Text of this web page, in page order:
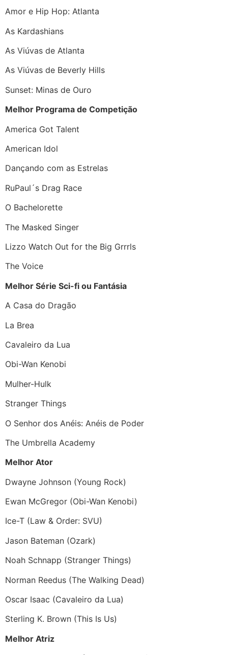
Amor e Hip Hop: Atlanta
As Kardashians
As Viúvas de Atlanta
As Viúvas de Beverly Hills
Sunset: Minas de Ouro
Melhor Programa de Competição
America Got Talent
American Idol
Dançando com as Estrelas
RuPaul´s Drag Race
O Bachelorette
The Masked Singer
Lizzo Watch Out for the Big Grrrls
The Voice
Melhor Série Sci-fi ou Fantásia
A Casa do Dragão
La Brea
Cavaleiro da Lua
Obi-Wan Kenobi
Mulher-Hulk
Stranger Things
O Senhor dos Anéis: Anéis de Poder
The Umbrella Academy
Melhor Ator
Dwayne Johnson (Young Rock)
Ewan McGregor (Obi-Wan Kenobi)
Ice-T (Law & Order: SVU)
Jason Bateman (Ozark)
Noah Schnapp (Stranger Things)
Norman Reedus (The Walking Dead)
Oscar Isaac (Cavaleiro da Lua)
Sterling K. Brown (This Is Us)
Melhor Atriz